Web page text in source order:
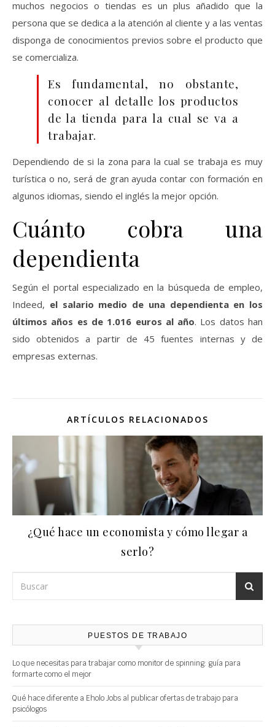
muchos negocios o tiendas es un plus añadido que la
persona que se dedica a la atención al cliente y a las ventas
disponga de conocimientos previos sobre el producto que
se comercializa.
Es fundamental, no obstante,
conocer al detalle los productos
de la tienda para la cual se va a
trabajar.
Dependiendo de si la zona para la cual se trabaja es muy
turística o no, será de gran ayuda contar con formación en
algunos idiomas, siendo el inglés la mejor opción.
Cuánto cobra una
dependienta
Según el portal especializado en la búsqueda de empleo,
Indeed, el salario medio de una dependienta en los
últimos años es de 1.016 euros al año. Los datos han
sido obtenidos a partir de 45 fuentes internas y de
empresas externas.
ARTÍCULOS RELACIONADOS
¿Qué hace un economista y cómo llegar a
serlo?
PUESTOS DE TRABAJO
Lo que necesitas para trabajar como monitor de spinning: guía para
formarte como el mejor
Qué hace diferente a Eholo Jobs al publicar ofertas de trabajo para
psicólogos